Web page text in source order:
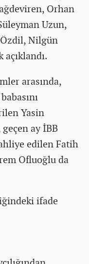
Orhan
Uzun,
Nilgün
açıklandı.
arasında,
Yasin
geçen ay İBB
edilen Fatih
Ofluoğlu da
ifade